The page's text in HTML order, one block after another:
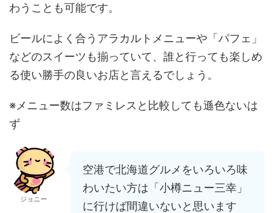
わうことも可能です。
ビールによく合うアラカルトメニューや「パフェ」
などのスイーツも揃っていて、誰と行っても楽しめ
る使い勝手の良いお店と言えるでしょう。
※メニュー数はファミレスと比較しても遜色ないは
ず
ジョニー
空港で北海道グルメをいろいろ味
わいたい方は「小樽ニュー三幸」
に行けば間違いないと思います